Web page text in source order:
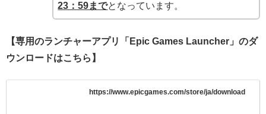
23：59までとなっています。
【専用のランチャーアプリ「Epic Games Launcher」のダ
ウンロードはこちら】
https://www.epicgames.com/store/ja/download